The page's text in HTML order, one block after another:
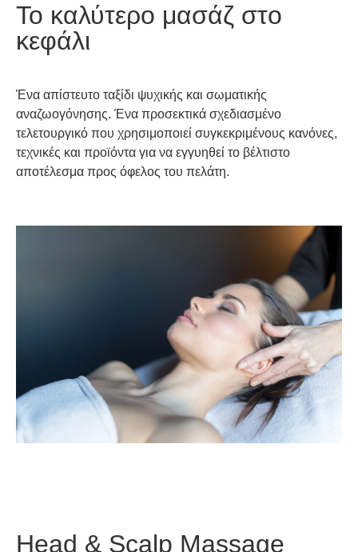
Το καλύτερο μασάζ στο
κεφάλι
Ένα απίστευτο ταξίδι ψυχικής και σωματικής
αναζωογόνησης. Ένα προσεκτικά σχεδιασμένο
τελετουργικό που χρησιμοποιεί συγκεκριμένους κανόνες,
τεχνικές και προϊόντα για να εγγυηθεί το βέλτιστο
αποτέλεσμα προς όφελος του πελάτη.
Head & Scalp Massage